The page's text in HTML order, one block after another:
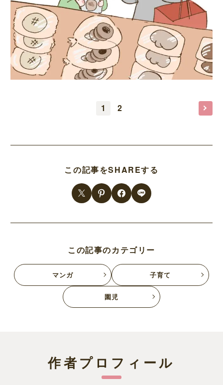
1 2
この記事をSHAREする
この記事のカテゴリー
マンガ 子育て
園児
作者プロフィール